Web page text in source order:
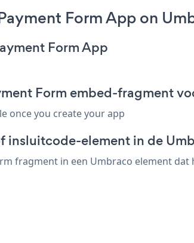
Form App on
Form App
Form embed-fragment
once you create your app
insluitcode-element in de
fragment in een Umbraco element